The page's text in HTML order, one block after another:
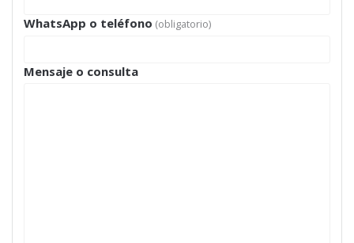
WhatsApp o teléfono (obligatorio)
Mensaje o consulta